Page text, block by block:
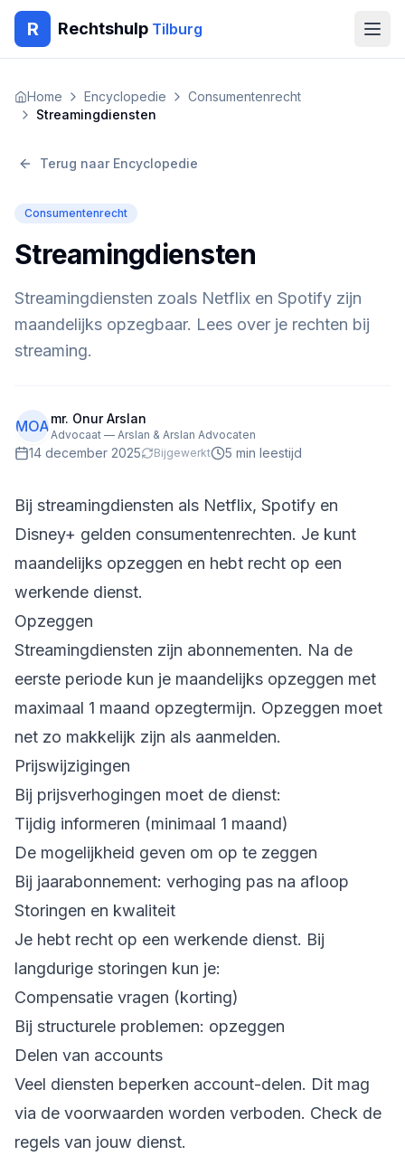
R Rechtshulp Tilburg
Home
Nederlands
🇸🇦 العربية 🇵🇱 Polski 🇧🇬 Български
🇷🇴 Română
Home Encyclopedie
Consumentenrecht
Streamingdiensten
Terug naar Encyclopedie
Consumentenrecht
Streamingdiensten
Streamingdiensten zoals Netflix en Spotify zijn
maandelijks opzegbaar. Lees over je rechten bij
streaming.
MOAmr. Onur Arslan
Advocaat — Arslan & Arslan Advocaten
14 december 2025 Bijgewerkt 5 min leestijd
Bij streamingdiensten als Netflix, Spotify en
Disney+ gelden consumentenrechten. Je kunt
maandelijks opzeggen en hebt recht op een
werkende dienst.
Opzeggen
Streamingdiensten zijn abonnementen. Na de
eerste periode kun je maandelijks opzeggen met
maximaal 1 maand opzegtermijn. Opzeggen moet
net zo makkelijk zijn als aanmelden.
Prijswijzigingen
Bij prijsverhogingen moet de dienst:
Tijdig informeren (minimaal 1 maand)
De mogelijkheid geven om op te zeggen
Bij jaarabonnement: verhoging pas na afloop
Storingen en kwaliteit
Je hebt recht op een werkende dienst. Bij
langdurige storingen kun je:
Compensatie vragen (korting)
Bij structurele problemen: opzeggen
Delen van accounts
Veel diensten beperken account-delen. Dit mag
via de voorwaarden worden verboden. Check de
regels van jouw dienst.